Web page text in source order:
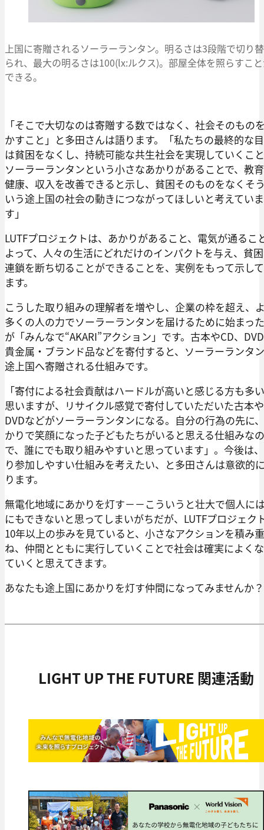
上国に寄贈されるソーラーランタン。明るさは3段階で切り
られ、最大の明るさは100(lx:ルクス)。部屋全体を照らすこ
できる。
「そこで大切なのは寄贈する数ではなく、社会そのもの
かすこと」と多田さんは語ります。「私たちの最終的な
は貧困をなくし、持続可能な共生社会を実現していくこ
ソーラーランタンという小さなあかりがあることで、教
健康、収入を改善できると示し、貧困そのものをなくそ
いう途上国の社会の動きにつながってほしいと考えていま
す」
LUTFプロジェクトは、あかりがあること、電気が通るこ
よって、人々の生活にどれだけのインパクトを与え、貧
連鎖を断ち切ることができることを、実例をもって示し
ます。
こうした取り組みの理解者を増やし、企業の枠を超え、
多くの人の力でソーラーランタンを届けるために始まっ
が「みんなで“AKARI”アクション」です。古本やCD、
貴金属・ブランド品などを寄付すると、ソーラーランタ
途上国へ寄贈される仕組みです。
「寄付による社会貢献はハードルが高いと感じる方も多
思いますが、リサイクル感覚で寄付していただいた古本や
DVDなどがソーラーランタンになる。自分の行為の先に
かりで笑顔になった子どもたちがいると思える仕組みなの
で、誰にでも取り組みやすいと思っています」。今後は
り参加しやすい仕組みを考えたい、と多田さんは意欲的
ります。
無電化地域にあかりを灯す－－こういうと壮大で個人に
にもできないと思ってしまいがちだが、LUTFプロジェク
10年以上の歩みを見ていると、小さなアクションを積み重
ね、仲間とともに実行していくことで社会は確実によく
ていくと思えてきます。
あなたも途上国にあかりを灯す仲間になってみませんか？
LIGHT UP THE FUTURE 関連活動